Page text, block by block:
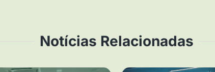
Notícias Relacionadas